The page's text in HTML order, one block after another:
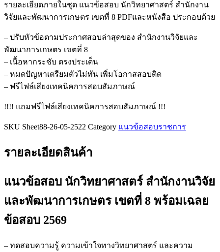
นัก
สำนักงาน
วิจัย
และ
พัฒนาการ
เกษตร
ที่
ชิ้น
รายละเอียดภายในชุด แนวข้อสอบ นักวิทยาศาสตร์ สำนักงาน
วิจัยและพัฒนาการเกษตร เขตที่ 8 PDFและหนังสือ ประกอบด้วย
– ปรับหัวข้อตามประกาศสอบล่าสุดของ สำนักงานวิจัยและ
พัฒนาการเกษตร เขตที่ 8
– เนื้อหากระชับ ตรงประเด็น
– หมดปัญหาเตรียมตัวไม่ทัน เพิ่มโอกาสสอบติด
– ฟรีไฟล์เสียงเทคนิคการสอบสัมภาษณ์
!!!! แถมฟรีไฟล์เสียงเทคนิคการสอบสัมภาษณ์ !!!
SKU Sheet88-26-05-2522 Category แนวข้อสอบราชการ
รายละเอียดสินค้า
แนวข้อสอบ นักวิทยาศาสตร์ สำนักงานวิจัย
และพัฒนาการเกษตร เขตที่ 8 พร้อมเฉลย
ข้อสอบ 2569
– ทดสอบความรู้ ความเข้าใจทางวิทยาศาสตร์ และความ